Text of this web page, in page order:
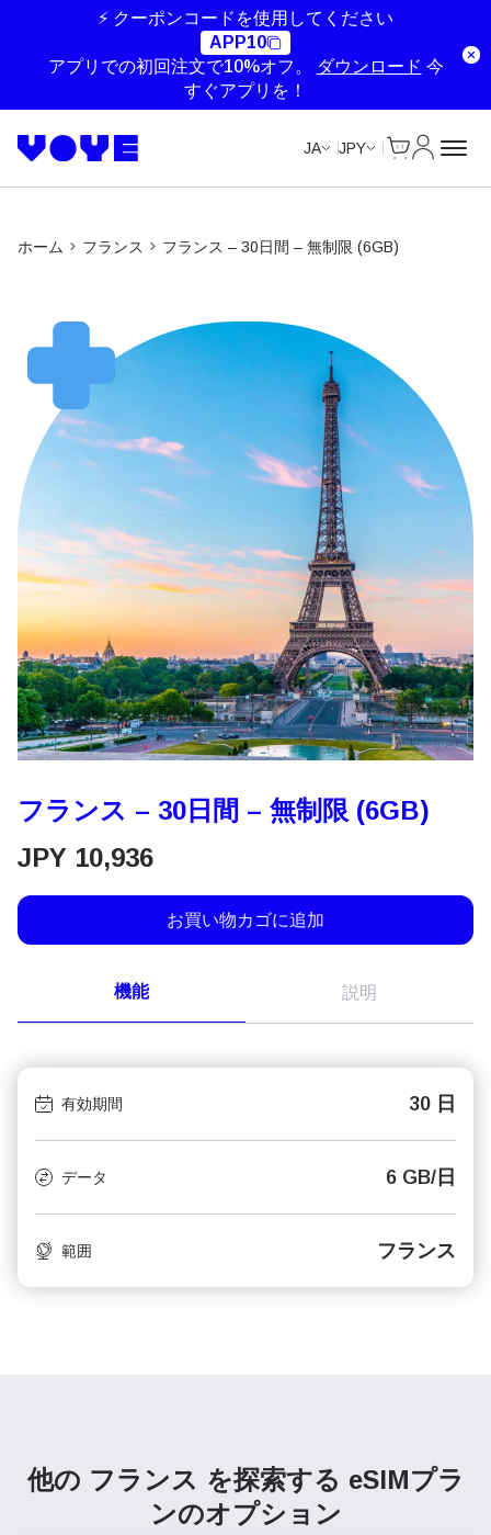
⚡ クーポンコードを使用してください
APP10
アプリでの初回注文で10%オフ。
ダウンロード 今
すぐアプリを！
JA JPY
ホーム フランス フランス – 30日間 – 無制限 (6GB)
フランス – 30日間 – 無制限 (6GB)
JPY 10,936
お買い物カゴに追加
機能 説明
有効期間 30 日
データ 6 GB/日
範囲 フランス
他の フランス を探索する eSIMプラ
ンのオプション
Unlimited Data
Unlimited Data